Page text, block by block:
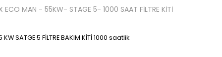
ECO MAN - 55KW- STAGE 5- 1000 SAAT FİLTRE KİTİ
SATGE 5 FİLTRE BAKIM KİTİ 1000 saatlik